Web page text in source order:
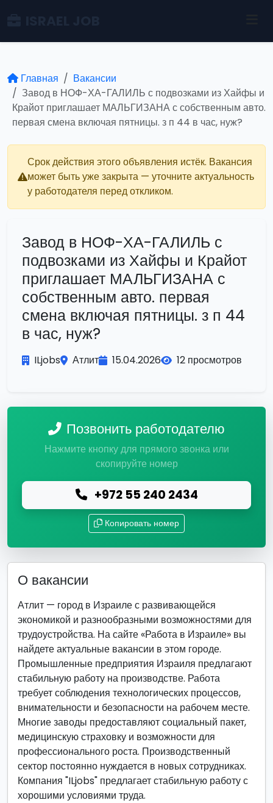
Главная
Вакансии
Завод в НОФ-ХА-ГАЛИЛЬ с подвозками из Хайфы и
Крайот приглашает МАЛЬГИЗАНА с собственным авто.
первая смена включая пятницы. з п 44 в час, нуж?
Срок действия этого объявления истёк. Вакансия
может быть уже закрыта — уточните актуальность
у работодателя перед откликом.
Завод в НОФ-ХА-ГАЛИЛЬ с
подвозками из Хайфы и Крайот
приглашает МАЛЬГИЗАНА с
собственным авто. первая
смена включая пятницы. з п 44
в час, нуж?
ILjobs Атлит 15.04.2026 12 просмотров
Позвонить работодателю
Нажмите кнопку для прямого звонка или
скопируйте номер
+972 55 240 2434
Копировать номер
О вакансии
Атлит — город в Израиле с развивающейся
экономикой и разнообразными возможностями для
трудоустройства. На сайте «Работа в Израиле» вы
найдете актуальные вакансии в этом городе.
Промышленные предприятия Израиля предлагают
стабильную работу на производстве. Работа
требует соблюдения технологических процессов,
внимательности и безопасности на рабочем месте.
Многие заводы предоставляют социальный пакет,
медицинскую страховку и возможности для
профессионального роста. Производственный
сектор постоянно нуждается в новых сотрудниках.
Компания "ILjobs" предлагает стабильную работу с
хорошими условиями труда.